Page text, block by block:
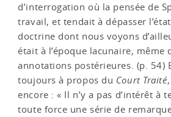
d’interrogation où la pensée de
travail, et tendait à dépasser
doctrine dont nous voyons
était à l’époque lacunaire, même
annotations postérieures. (p. 54)
toujours à propos du Court Traité
encore : « Il n’y a pas d’intérêt à
toute force une série de